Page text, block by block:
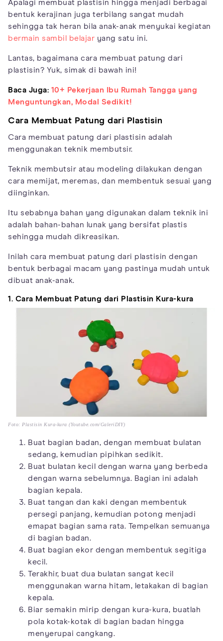
Apalagi membuat plastisin hingga menjadi berbagai
bentuk kerajinan juga terbilang sangat mudah
sehingga tak heran bila anak-anak menyukai kegiatan
bermain sambil belajar yang satu ini.
Lantas, bagaimana cara membuat patung dari
plastisin? Yuk, simak di bawah ini!
Baca Juga: 10+ Pekerjaan Ibu Rumah Tangga yang
Menguntungkan, Modal Sedikit!
Cara Membuat Patung dari Plastisin
Cara membuat patung dari plastisin adalah
menggunakan teknik membutsir.
Teknik membutsir atau modeling dilakukan dengan
cara memijat, meremas, dan membentuk sesuai yang
diinginkan.
Itu sebabnya bahan yang digunakan dalam teknik ini
adalah bahan-bahan lunak yang bersifat plastis
sehingga mudah dikreasikan.
Inilah cara membuat patung dari plastisin dengan
bentuk berbagai macam yang pastinya mudah untuk
dibuat anak-anak.
1. Cara Membuat Patung dari Plastisin Kura-kura
Foto: Plastisin Kura-kura (Youtube.com/GaleriDIY)
Buat bagian badan, dengan membuat bulatan
sedang, kemudian pipihkan sedikit.
Buat bulatan kecil dengan warna yang berbeda
dengan warna sebelumnya. Bagian ini adalah
bagian kepala.
Buat tangan dan kaki dengan membentuk
persegi panjang, kemudian potong menjadi
emapat bagian sama rata. Tempelkan semuanya
di bagian badan.
Buat bagian ekor dengan membentuk segitiga
kecil.
Terakhir, buat dua bulatan sangat kecil
menggunakan warna hitam, letakakan di bagian
kepala.
Biar semakin mirip dengan kura-kura, buatlah
pola kotak-kotak di bagian badan hingga
menyerupai cangkang.